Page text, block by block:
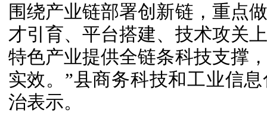
围绕产业链部署创新链，重点
才引育、平台搭建、技术攻关
特色产业提供全链条科技支撑
实效。”县商务科技和工业信
治表示。